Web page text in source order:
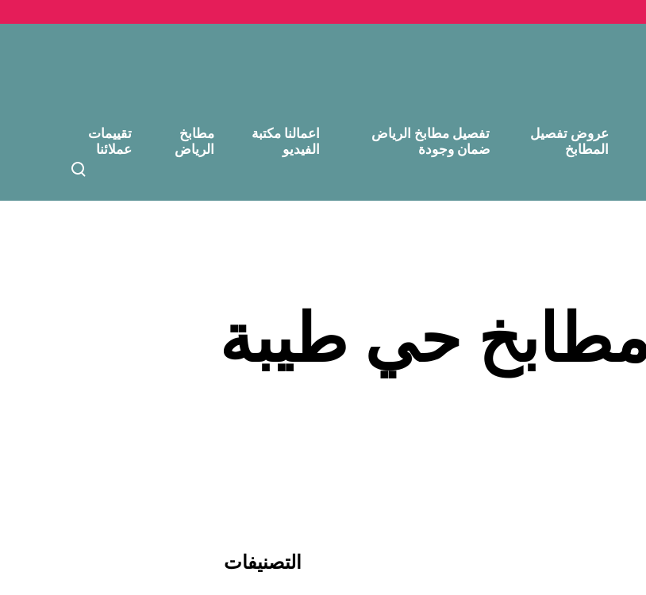
عروض تفصيل
المطابخ
تفصيل مطابخ الرياض
ضمان وجودة
اعمالنا مكتبة
الفيديو
مطابخ
الرياض
تقييمات
عملائنا
T
g
حي طيبة
التصنيفات